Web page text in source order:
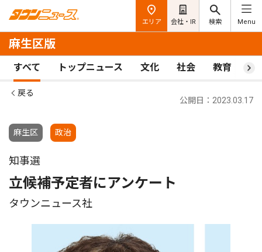
エリア 会社・IR 検索 Menu
麻生区版
すべて トップニュース 文化 社会 教育 ス
戻る
麻生区 政治
公開日：2023.03.17
知事選
立候補予定者にアンケート
タウンニュース社